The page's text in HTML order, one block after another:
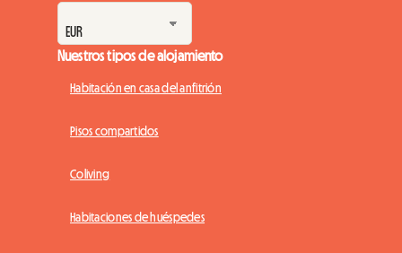
Nuestros tipos de alojamiento
Habitación en casa del anfitrión
Pisos compartidos
Coliving
Habitaciones de huéspedes